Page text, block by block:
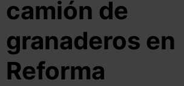
camión de
granaderos en
Reforma